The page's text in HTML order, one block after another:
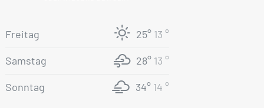
Freitag 25° 13 °
Samstag 28° 13 °
Sonntag 34° 14 °